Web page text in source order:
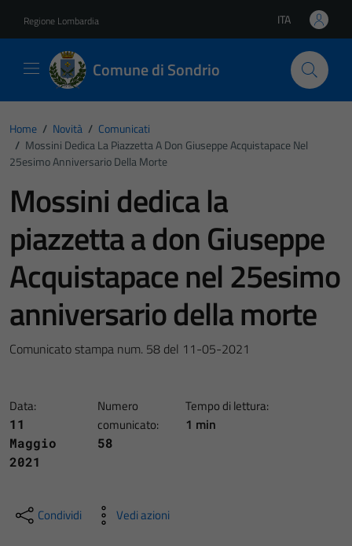
Regione Lombardia Lingua attiva:
ITA
Comune di Sondrio
Home / Novità / Comunicati
/ Mossini Dedica La Piazzetta A Don Giuseppe Acquistapace Nel
25esimo Anniversario Della Morte
Mossini dedica la
piazzetta a don Giuseppe
Acquistapace nel 25esimo
anniversario della morte
Comunicato stampa num. 58 del 11-05-2021
Data:
11
Maggio
2021
Numero
comunicato:
58
Tempo di lettura:
1 min
Condividi Vedi azioni